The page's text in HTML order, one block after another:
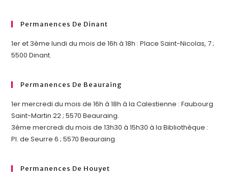
Permanences De Dinant
1er et 3ème lundi du mois de 16h à 18h : Place Saint-Nicolas, 7 ;
5500 Dinant.
Permanences De Beauraing
1er mercredi du mois de 16h à 18h à la Calestienne : Faubourg
Saint-Martin 22 ; 5570 Beauraing.
3ème mercredi du mois de 13h30 à 15h30 à la Bibliothèque :
Pl. de Seurre 6 ; 5570 Beauraing.
Permanences De Houyet